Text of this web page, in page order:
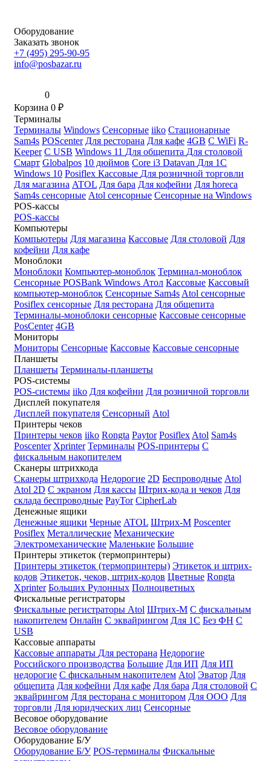
Оборудование
Заказать звонок
+7 (495) 295-90-95
info@posbazar.ru
0
Корзина 0 ₽
Терминалы
Терминалы Windows Сенсорные iiko Стационарные
Sam4s POScenter Для ресторана Для кафе 4GB С WiFi R-
Keeper С USB Windows 11 Для общепита Для столовой
Смарт Globalpos 10 дюймов Core i3 Datavan Для 1С
Windows 10 Posiflex Кассовые Для розничной торговли
Для магазина ATOL Для бара Для кофейни Для horeca
Sam4s сенсорные Atol сенсорные Сенсорные на Windows
POS-кассы
POS-кассы
Компьютеры
Компьютеры Для магазина Кассовые Для столовой Для
кофейни Для кафе
Моноблоки
Моноблоки Компьютер-моноблок Терминал-моноблок
Сенсорные POSBank Windows Атол Кассовые Кассовый
компьютер-моноблок Сенсорные Sam4s Atol сенсорные
Posiflex сенсорные Для ресторана Для общепита
Терминалы-моноблоки сенсорные Кассовые сенсорные
PosCenter 4GB
Мониторы
Мониторы Сенсорные Кассовые Кассовые сенсорные
Планшеты
Планшеты Терминалы-планшеты
POS-системы
POS-системы iiko Для кофейни Для розничной торговли
Дисплей покупателя
Дисплей покупателя Сенсорный Atol
Принтеры чеков
Принтеры чеков iiko Rongta Paytor Posiflex Atol Sam4s
Poscenter Xprinter Терминалы POS-принтеры С
фискальным накопителем
Сканеры штрихкода
Сканеры штрихкода Недорогие 2D Беспроводные Atol
Atol 2D С экраном Для кассы Штрих-кода и чеков Для
склада беспроводные PayTor CipherLab
Денежные ящики
Денежные ящики Черные ATOL Штрих-М Poscenter
Posiflex Металлические Механические
Электромеханические Маленькие Большие
Принтеры этикеток (термопринтеры)
Принтеры этикеток (термопринтеры) Этикеток и штрих-
кодов Этикеток, чеков, штрих-кодов Цветные Rongta
Xprinter Больших Рулонных Полноцветных
Фискальные регистраторы
Фискальные регистраторы Atol Штрих-М С фискальным
накопителем Онлайн С эквайрингом Для 1С Без ФН С
USB
Кассовые аппараты
Кассовые аппараты Для ресторана Недорогие
Российского производства Большие Для ИП Для ИП
недорогие С фискальным накопителем Atol Эватор Для
общепита Для кофейни Для кафе Для бара Для столовой С
эквайрингом Для ресторана с монитором Для ООО Для
торговли Для юридческих лиц Сенсорные
Весовое оборудование
Весовое оборудование
Оборудование Б/У
Оборудование Б/У POS-терминалы Фискальные